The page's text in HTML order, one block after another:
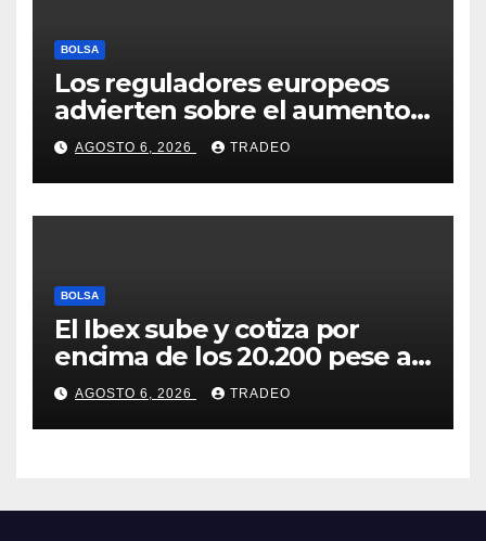
BOLSA
Los reguladores europeos
advierten sobre el aumento
del fraude con criptos tras la
llegada de MiCA
AGOSTO 6, 2026 TRADEO
BOLSA
El Ibex sube y cotiza por
encima de los 20.200 pese al
‘sell off’ de la tecnología
AGOSTO 6, 2026 TRADEO